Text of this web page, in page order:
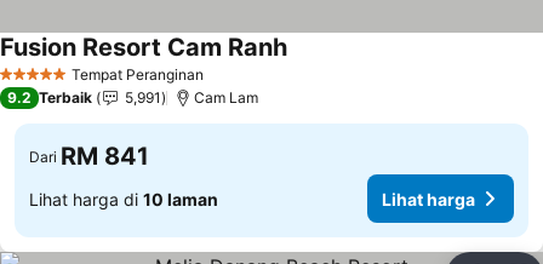
5 Bintang Tempat Peranginan
Fusion Resort Cam Ranh
9.2 Terbaik 5,991 Cam Lam
Dari RM 841
Lihat harga di 10 laman Lihat harga